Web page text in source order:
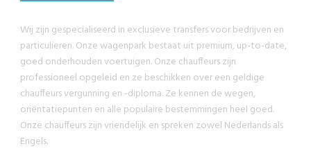
Wij zijn gespecialiseerd in exclusieve transfers voor bedrijven en
particulieren. Onze wagenpark bestaat uit premium, up-to-date,
goed onderhouden voertuigen. Onze chauffeurs zijn
professioneel opgeleid en ze beschikken over een geldige
chauffeurs vergunning en -diploma. Ze kennen de wegen,
oriëntatiepunten en alle populaire bestemmingen heel goed.
Onze chauffeurs zijn vriendelijk en spreken zowel Nederlands als
Engels.